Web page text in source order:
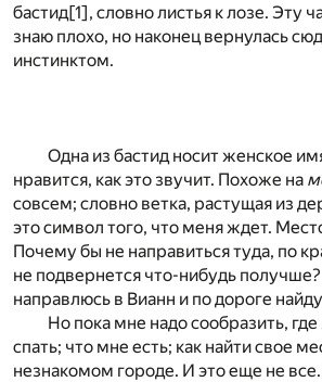
бастид[1], словно листья к лозе. Эту
знаю плохо, но наконец вернулась
инстинктом.
Одна из бастид носит женское
нравится, как это звучит. Похоже на
совсем; словно ветка, растущая из
это символ того, что меня ждет.
Почему бы не направиться туда, по
не подвернется что-нибудь
направлюсь в Вианн и по дороге
Но пока мне надо сообразить, где
спать; что мне есть; как найти свое
незнакомом городе. И это еще не